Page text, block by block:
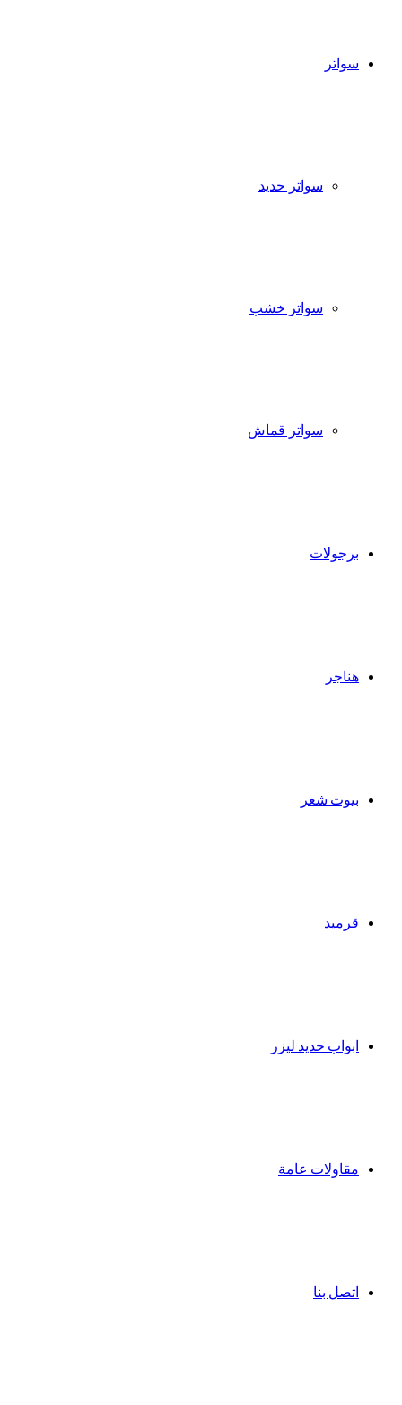
سواتر
سواتر حديد
سواتر خشب
سواتر قماش
برجولات
هناجر
بيوت شعر
قرميد
ابواب حديد ليزر
مقاولات عامة
اتصل بنا